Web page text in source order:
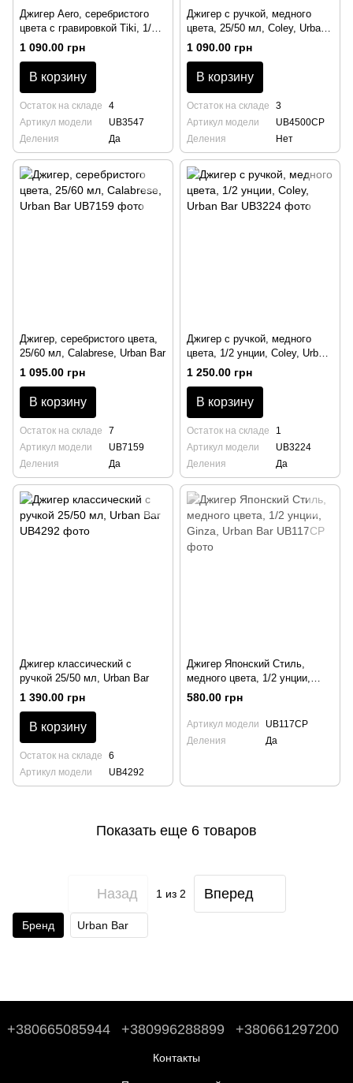
Джигер Aero, серебристого
цвета с гравировкой Tiki, 1/2
унции, Urban Bar
1 090.00 грн
В корзину
Остаток на складе
4
Артикул модели
UB3547
Деления
Да
Джигер с ручкой, медного
цвета, 25/50 мл, Coley, Urban
Bar
1 090.00 грн
В корзину
Остаток на складе
3
Артикул модели
UB4500CP
Деления
Нет
Джигер, серебристого цвета,
25/60 мл, Calabrese, Urban Bar
1 095.00 грн
В корзину
Остаток на складе
7
Артикул модели
UB7159
Деления
Да
Джигер с ручкой, медного
цвета, 1/2 унции, Coley, Urban
Bar
1 250.00 грн
В корзину
Остаток на складе
1
Артикул модели
UB3224
Деления
Да
Джигер классический с
ручкой 25/50 мл, Urban Bar
1 390.00 грн
В корзину
Остаток на складе
6
Артикул модели
UB4292
Джигер Японский Стиль,
медного цвета, 1/2 унции,
Ginza, Urban Bar
580.00 грн
Артикул модели
UB117CP
Деления
Да
Показать еще 6 товаров
Назад 1из 2 Вперед
Бренд Urban Bar
+380665085944 +380996288899 +380661297200
Контакты